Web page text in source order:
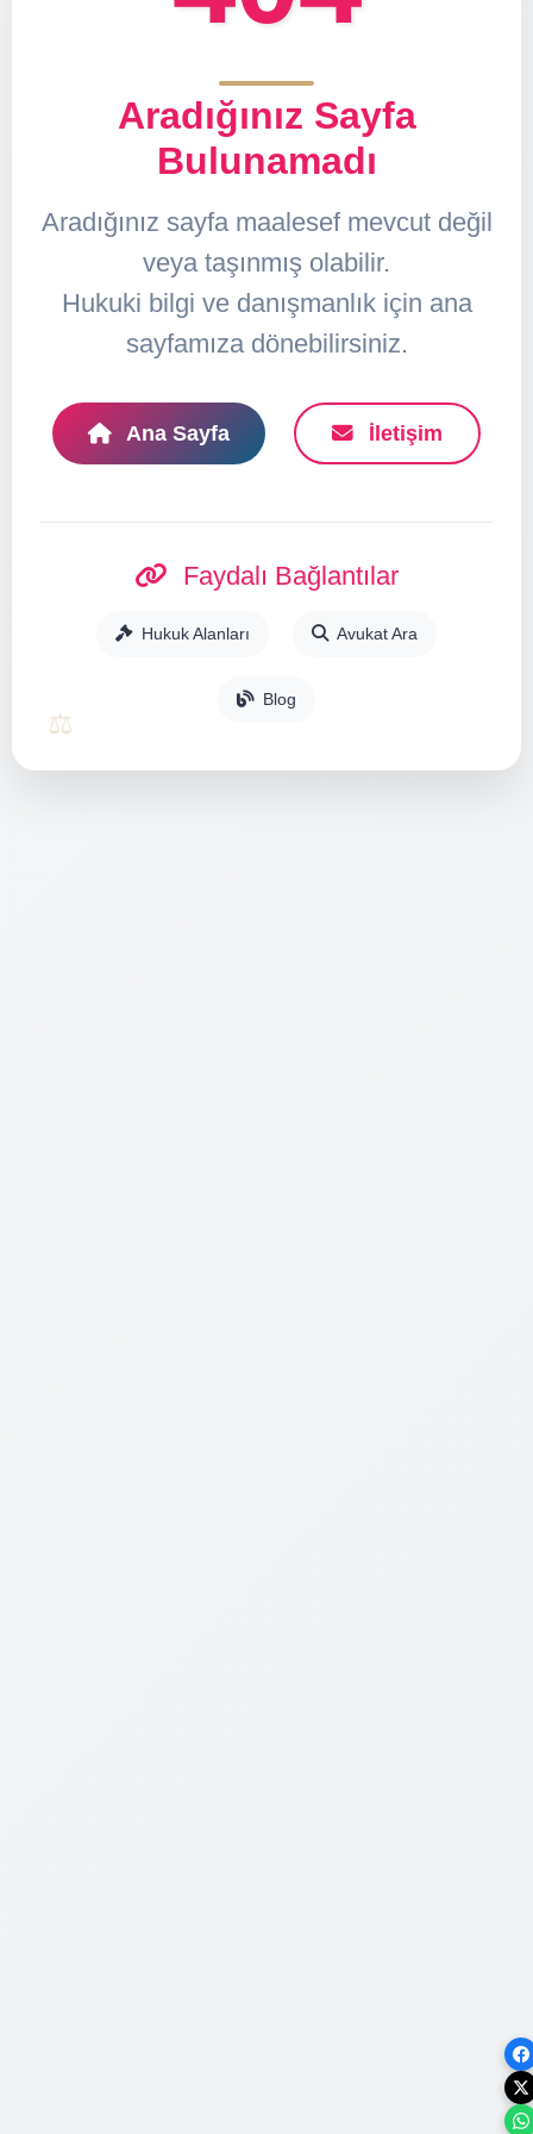
Aradığınız Sayfa
Bulunamadı
Aradığınız sayfa maalesef mevcut değil
veya taşınmış olabilir.
Hukuki bilgi ve danışmanlık için ana
sayfamıza dönebilirsiniz.
Ana Sayfa İletişim
Faydalı Bağlantılar
Hukuk Alanları Avukat Ara
Blog